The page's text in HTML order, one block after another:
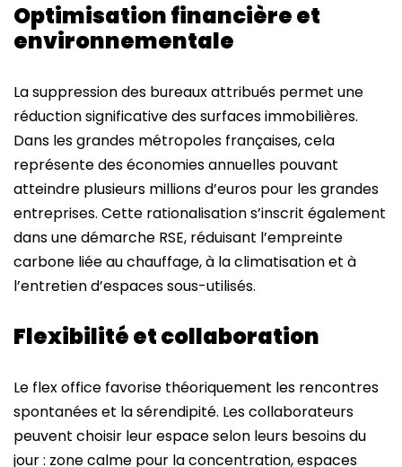
Optimisation financière et
environnementale
La suppression des bureaux attribués permet une
réduction significative des surfaces immobilières.
Dans les grandes métropoles françaises, cela
représente des économies annuelles pouvant
atteindre plusieurs millions d’euros pour les grandes
entreprises. Cette rationalisation s’inscrit également
dans une démarche RSE, réduisant l’empreinte
carbone liée au chauffage, à la climatisation et à
l’entretien d’espaces sous-utilisés.
Flexibilité et collaboration
Le flex office favorise théoriquement les rencontres
spontanées et la sérendipité. Les collaborateurs
peuvent choisir leur espace selon leurs besoins du
jour : zone calme pour la concentration, espaces